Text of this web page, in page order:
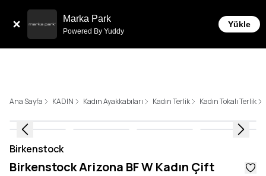
Marka Park
Powered By Yuddy
Yükle
Ana Sayfa KADIN Kadın Ayakkabıları Kadın Terlik Kadın Tokalı Terlik
Birkenstock
Birkenstock Arizona BF W Kadın Çift